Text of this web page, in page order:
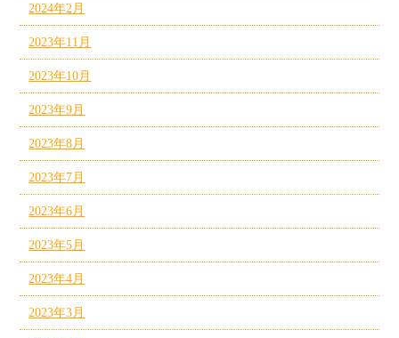
2024年2月
2023年11月
2023年10月
2023年9月
2023年8月
2023年7月
2023年6月
2023年5月
2023年4月
2023年3月